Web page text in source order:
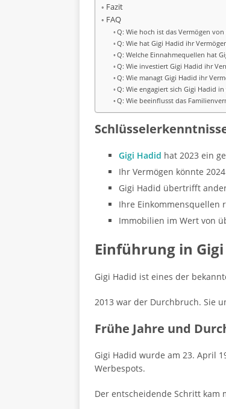
Fazit
FAQ
Q: Wie hoch ist das Vermögen
Q: Wie hat Gigi Hadid ihr
Q: Welche Einnahmequellen hat
Q: Wie investiert Gigi Hadid ihr
Q: Wie managt Gigi Hadid ihr
Q: Wie engagiert sich Gigi Hadid
Q: Wie beeinflusst das
Gigi Hadid hat 2023 ein
Ihr Vermögen könnte
Gigi Hadid übertrifft
Ihre Einkommensquellen
Immobilien im Wert von
Einführung in
Gigi Hadid ist eines der
2013 war der Durchbruch. Sie
Frühe Jahre und
Gigi Hadid wurde am 23. April
Werbespots.
Der entscheidende Schritt kam